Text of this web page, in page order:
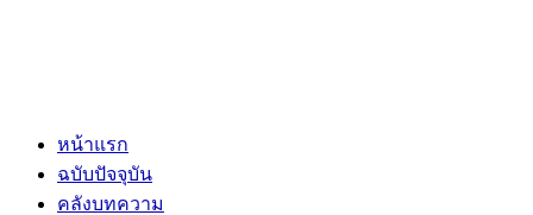
หน้าแรก
ฉบับปัจจุบัน
คลังบทความ